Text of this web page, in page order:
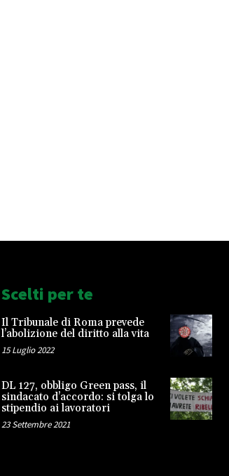
Scelti per te
Il Tribunale di Roma prevede
l’abolizione del diritto alla vita
15 Luglio 2022
DL 127, obbligo Green pass, il
sindacato d’accordo: si tolga lo
stipendio ai lavoratori
23 Settembre 2021